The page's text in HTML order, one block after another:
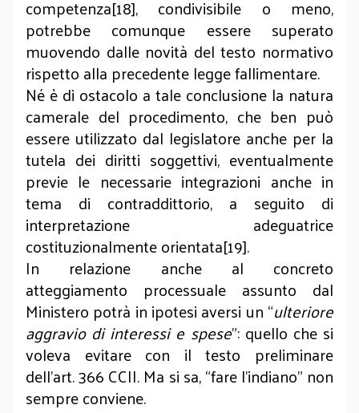
competenza[18], condivisibile o meno,
potrebbe comunque essere superato
muovendo dalle novità del testo normativo
rispetto alla precedente legge fallimentare.
Né è di ostacolo a tale conclusione la natura
camerale del procedimento, che ben può
essere utilizzato dal legislatore anche per la
tutela dei diritti soggettivi, eventualmente
previe le necessarie integrazioni anche in
tema di contraddittorio, a seguito di
interpretazione adeguatrice
costituzionalmente orientata[19].
In relazione anche al concreto
atteggiamento processuale assunto dal
Ministero potrà in ipotesi aversi un “ulteriore
aggravio di interessi e spese”: quello che si
voleva evitare con il testo preliminare
dell’art. 366 CCII. Ma si sa, “fare l’indiano” non
sempre conviene.